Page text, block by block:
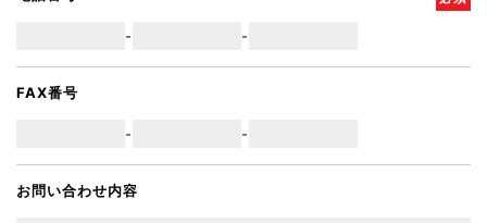
- -
FAX番号
- -
お問い合わせ内容